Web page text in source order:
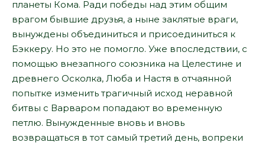
планеты Кома. Ради победы над этим общим
врагом бывшие друзья, а ныне заклятые враги,
вынуждены объединиться и присоединиться к
Бэккеру. Но это не помогло. Уже впоследствии, с
помощью внезапного союзника на Целестине и
древнего Осколка, Люба и Настя в отчаянной
попытке изменить трагичный исход неравной
битвы с Варваром попадают во временную
петлю. Вынужденные вновь и вновь
возвращаться в тот самый третий день, вопреки